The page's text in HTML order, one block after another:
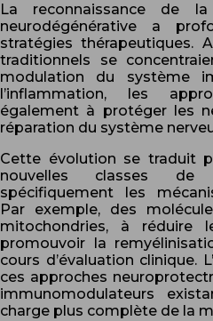
La reconnaissance de
neurodégénérative a
stratégies thérapeutiques.
traditionnels se
modulation du système
l’inflammation, les
également à protéger les
réparation du système
Cette évolution se traduit
nouvelles classes de
spécifiquement les
Par exemple, des
mitochondries, à
promouvoir la
cours d’évaluation clinique.
ces approches
immunomodulateurs
charge plus complète de la